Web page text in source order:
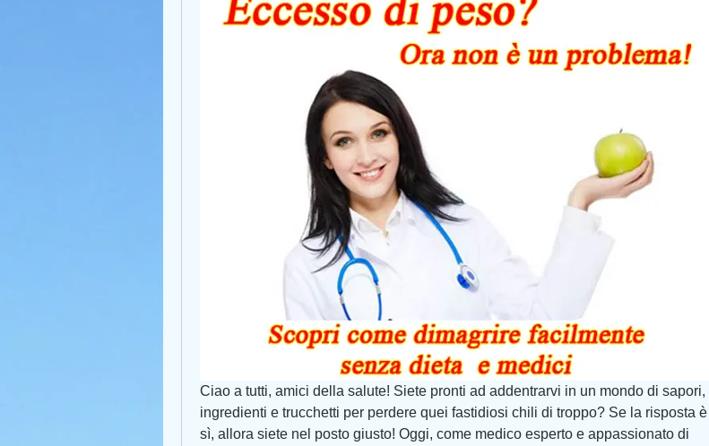
Ciao a tutti, amici della salute! Siete pronti ad addentrarvi in un mondo di sapori,
ingredienti e trucchetti per perdere quei fastidiosi chili di troppo? Se la risposta è
sì, allora siete nel posto giusto! Oggi, come medico esperto e appassionato di